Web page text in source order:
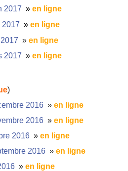
2017 » en ligne
2017 » en ligne
» en ligne
2017 » en ligne
)
2016 » en ligne
2016 » en ligne
2016 » en ligne
2016 » en ligne
» en ligne